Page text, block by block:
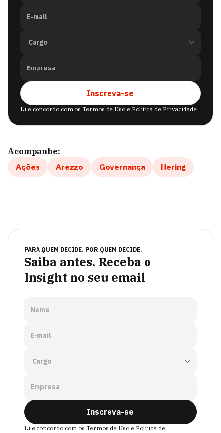
E-mail
Empresa
Inscreva-se
Li e concordo com os Termos de Uso e Política de Privacidade
Acompanhe:
Ações
Arezzo Governança Hering
PARA QUEM DECIDE. POR QUEM DECIDE.
Saiba antes. Receba o
Insight no seu email
Nome
E-mail
Empresa
Inscreva-se
Li e concordo com os Termos de Uso e Política de